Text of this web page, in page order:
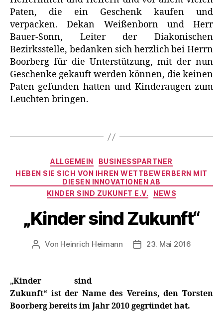
Paten, die ein Geschenk kaufen und
verpacken. Dekan Weißenborn und Herr
Bauer-Sonn, Leiter der Diakonischen
Bezirksstelle, bedanken sich herzlich bei Herrn
Boorberg für die Unterstützung, mit der nun
Geschenke gekauft werden können, die keinen
Paten gefunden hatten und Kinderaugen zum
Leuchten bringen.
Kategorien
ALLGEMEIN
BUSINESSPARTNER
HEBEN SIE SICH VON IHREN WETTBEWERBERN MIT
DIESEN INNOVATIONEN AB
KINDER SIND ZUKUNFT E.V.
NEWS
„Kinder sind Zukunft“
Beitragsautor
Von Heinrich Heimann Veröffentlichungsdatum
23. Mai 2016
„Kinder sind
Zukunft“ ist der Name des Vereins, den Torsten
Boorberg bereits im Jahr 2010 gegründet hat.